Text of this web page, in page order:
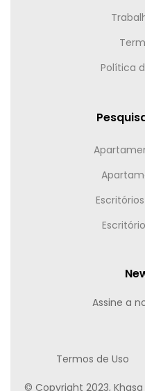
Política
Assine a
Termos de Uso
© Copyright 2023,